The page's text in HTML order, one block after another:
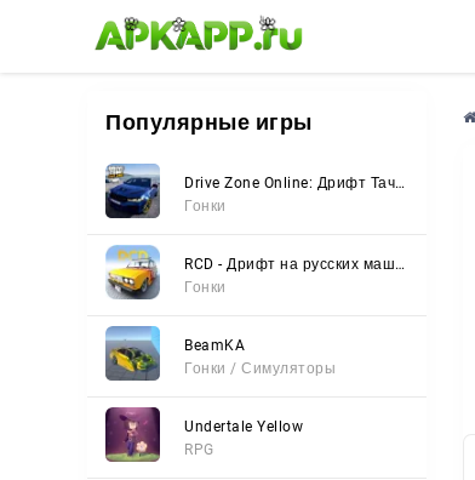
🌸 🌼 🌺
Популярные игры
Drive Zone Online: Дрифт Тачки
Гонки
RCD - Дрифт на русских машинах
Гонки
BeamKA
Гонки / Симуляторы
Undertale Yellow
RPG